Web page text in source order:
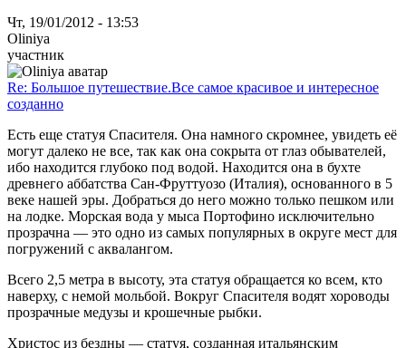
Чт, 19/01/2012 - 13:53
Oliniya
участник
Re: Большое путешествие.Все самое красивое и интересное
созданно
Есть еще статуя Спасителя. Она намного скромнее, увидеть её
могут далеко не все, так как она сокрыта от глаз обывателей,
ибо находится глубоко под водой. Находится она в бухте
древнего аббатства Сан-Фруттуозо (Италия), основанного в 5
веке нашей эры. Добраться до него можно только пешком или
на лодке. Морская вода у мыса Портофино исключительно
прозрачна — это одно из самых популярных в округе мест для
погружений с аквалангом.
Всего 2,5 метра в высоту, эта статуя обращается ко всем, кто
наверху, с немой мольбой. Вокруг Спасителя водят хороводы
прозрачные медузы и крошечные рыбки.
Христос из бездны — статуя, созданная итальянским